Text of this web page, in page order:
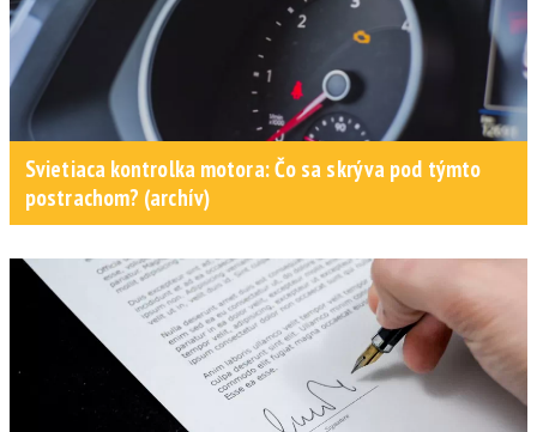
Svietiaca kontrolka motora: Čo sa skrýva pod týmto
postrachom? (archív)